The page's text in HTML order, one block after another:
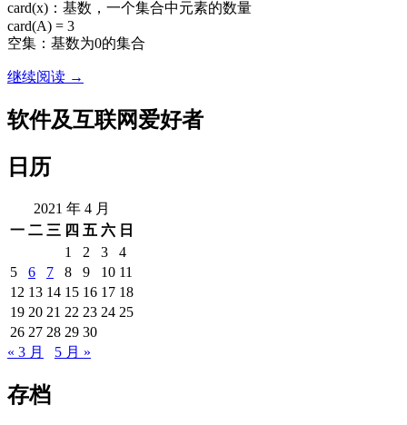
card(x)：基数，一个集合中元素的数量
card(A) = 3
空集：基数为0的集合
继续阅读redis
习
（5）
set
类
型
命
令
→
软件及互联网爱好者
日历
2021 年 4 月
一 二 三 四 五 六 日
1
2 3
4
5
6 7 8 9 10 11
12 13 14 15 16 17 18
19 20 21 22 23 24 25
26 27 28 29 30
« 3 月
5 月 »
存档